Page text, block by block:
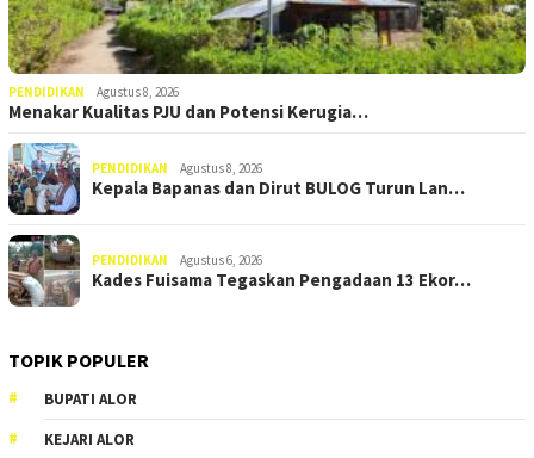
PENDIDIKAN Agustus 8, 2026
Menakar Kualitas PJU dan Potensi Kerugia…
PENDIDIKAN Agustus 8, 2026
Kepala Bapanas dan Dirut BULOG Turun Lan…
PENDIDIKAN Agustus 6, 2026
Kades Fuisama Tegaskan Pengadaan 13 Ekor…
TOPIK POPULER
BUPATI ALOR
KEJARI ALOR